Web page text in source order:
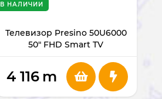
Телевизор Presino 50U6000
50" FHD Smart TV
В НАЛИЧИИ
4 116 m